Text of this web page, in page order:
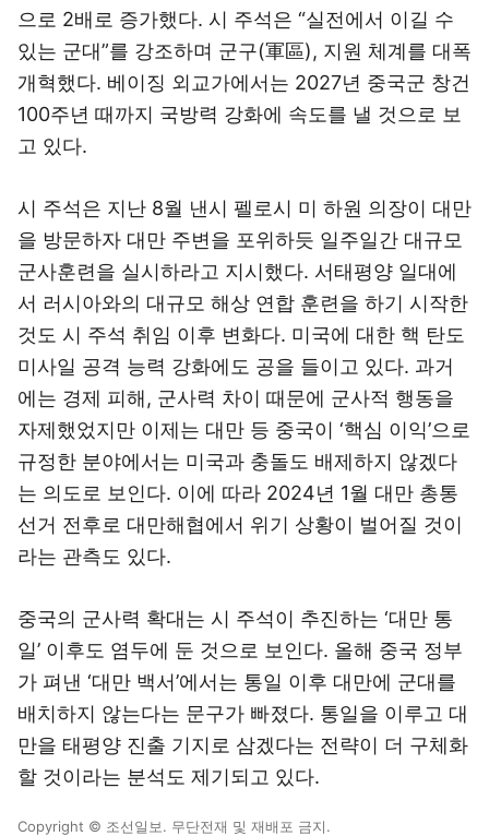
으로 2배로 증가했다. 시 주석은 “실전에서 이길 수
있는 군대”를 강조하며 군구(軍區), 지원 체계를 대폭
개혁했다. 베이징 외교가에서는 2027년 중국군 창건
100주년 때까지 국방력 강화에 속도를 낼 것으로 보
고 있다.
시 주석은 지난 8월 낸시 펠로시 미 하원 의장이 대만
을 방문하자 대만 주변을 포위하듯 일주일간 대규모
군사훈련을 실시하라고 지시했다. 서태평양 일대에
서 러시아와의 대규모 해상 연합 훈련을 하기 시작한
것도 시 주석 취임 이후 변화다. 미국에 대한 핵 탄도
미사일 공격 능력 강화에도 공을 들이고 있다. 과거
에는 경제 피해, 군사력 차이 때문에 군사적 행동을
자제했었지만 이제는 대만 등 중국이 ‘핵심 이익’으로
규정한 분야에서는 미국과 충돌도 배제하지 않겠다
는 의도로 보인다. 이에 따라 2024년 1월 대만 총통
선거 전후로 대만해협에서 위기 상황이 벌어질 것이
라는 관측도 있다.
중국의 군사력 확대는 시 주석이 추진하는 ‘대만 통
일’ 이후도 염두에 둔 것으로 보인다. 올해 중국 정부
가 펴낸 ‘대만 백서’에서는 통일 이후 대만에 군대를
배치하지 않는다는 문구가 빠졌다. 통일을 이루고 대
만을 태평양 진출 기지로 삼겠다는 전략이 더 구체화
할 것이라는 분석도 제기되고 있다.
Copyright © 조선일보. 무단전재 및 재배포 금지.